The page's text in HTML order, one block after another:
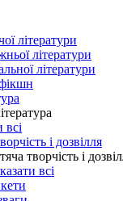
літератури
літератури
літератури
всі
і дозвілля
творчість і
всі